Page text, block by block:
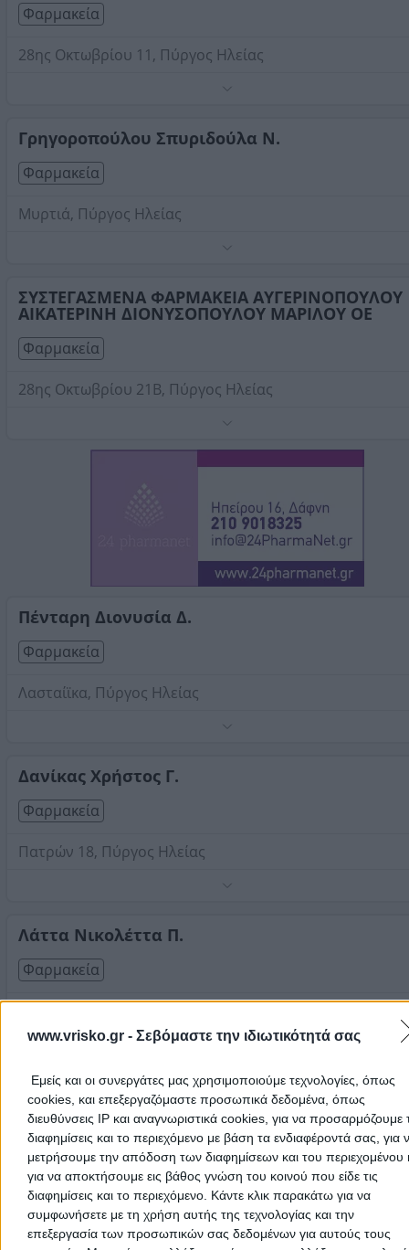
www.vrisko.gr - Σεβόμαστε την ιδιωτικότητά σας
Εμείς και οι συνεργάτες μας χρησιμοποιούμε τεχνολογίες, όπως
cookies, και επεξεργαζόμαστε προσωπικά δεδομένα, όπως
διευθύνσεις IP και αναγνωριστικά cookies, για να προσαρμόζουμε
διαφημίσεις και το περιεχόμενο με βάση τα ενδιαφέροντά σας, για
μετρήσουμε την απόδοση των διαφημίσεων και του περιεχομένου
για να αποκτήσουμε εις βάθος γνώση του κοινού που είδε τις
διαφημίσεις και το περιεχόμενο. Κάντε κλικ παρακάτω για να
συμφωνήσετε με τη χρήση αυτής της τεχνολογίας και την
επεξεργασία των προσωπικών σας δεδομένων για αυτούς τους
Φαρμακεία
28ης Οκτωβρίου 11, Πύργος Ηλείας
Γρηγοροπούλου Σπυριδούλα Ν.
Φαρμακεία
Μυρτιά, Πύργος Ηλείας
ΣΥΣΤΕΓΑΣΜΕΝΑ ΦΑΡΜΑΚΕΙΑ ΑΥΓΕΡΙΝΟΠΟΥΛΟΥ
ΑΙΚΑΤΕΡΙΝΗ ΔΙΟΝΥΣΟΠΟΥΛΟΥ ΜΑΡΙΛΟΥ ΟΕ
Φαρμακεία
28ης Οκτωβρίου 21Β, Πύργος Ηλείας
Στοιχεία αναζήτησης:Φαρμακεία , Πύργος Ηλείας
Πένταρη Διονυσία Δ.
Φαρμακεία
Λασταίϊκα, Πύργος Ηλείας
Δανίκας Χρήστος Γ.
Φαρμακεία
Πατρών 18, Πύργος Ηλείας
Λάττα Νικολέττα Π.
Φαρμακεία
Τηλέφωνο: 2621027706
Στοιχεία αναζήτησης:
Φαρμακεία , Πύργος Ηλείας
Νικολοπούλου Νίκη Δ.
Φαρμακεία
Ερμού 57, Πύργος Ηλείας
Τηλέφωνο:2621022532
Στοιχεία αναζήτησης:Φαρμακεία , Πύργος Ηλείας